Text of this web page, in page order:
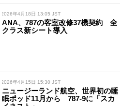
/ 2026年4月18日 13:05 JST
ANA、787の客室改修37機契約 全
クラス新シート導入
/ 2026年4月15日 15:30 JST
ニュージーランド航空、世界初の睡
眠ポッド11月から 787-9に「スカ